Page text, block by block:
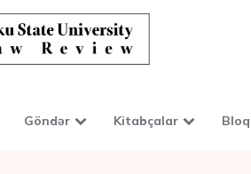
Göndər Kitabçalar Bloq